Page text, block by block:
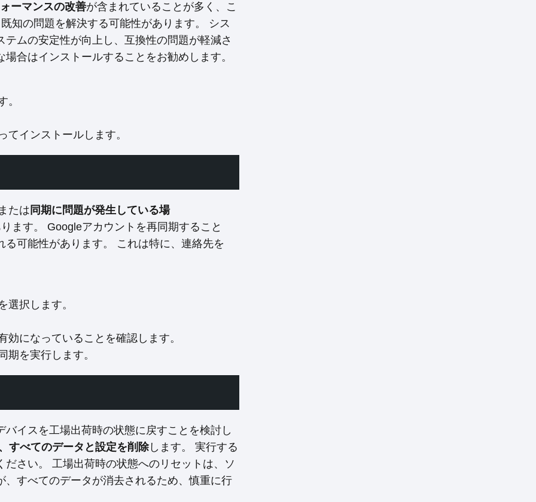
ーマンスの改善が含まれていることが多く、こ
知の問題を解決する可能性があります。 シス
ムの安定性が向上し、互換性の問題が軽減さ
合はインストールすることをお勧めします。
。
インストールします。
たは 同期に問題が発生している場
ます。 Googleアカウントを再同期すること
可能性があります。 これは特に、連絡先を
選択します。
になっていることを確認します。
期を実行します。
イスを工場出荷時の状態に戻すことを検討し
すべてのデータと設定を削除します。 実行する
さい。 工場出荷時の状態へのリセットは、ソ
すべてのデータが消去されるため、慎重に行